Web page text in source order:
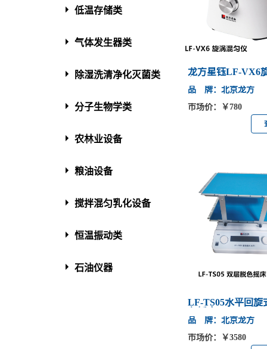
低温存储类
气体发生器类
除湿洗清净化灭菌类
分子生物学类
农林业设备
粮油设备
搅拌混匀乳化设备
恒温振动类
石油仪器
龙方星钰LF-VX6
品 牌：北京龙方
市场价：￥780
LF-TS05水平回旋
品 牌：北京龙方
市场价：￥3580